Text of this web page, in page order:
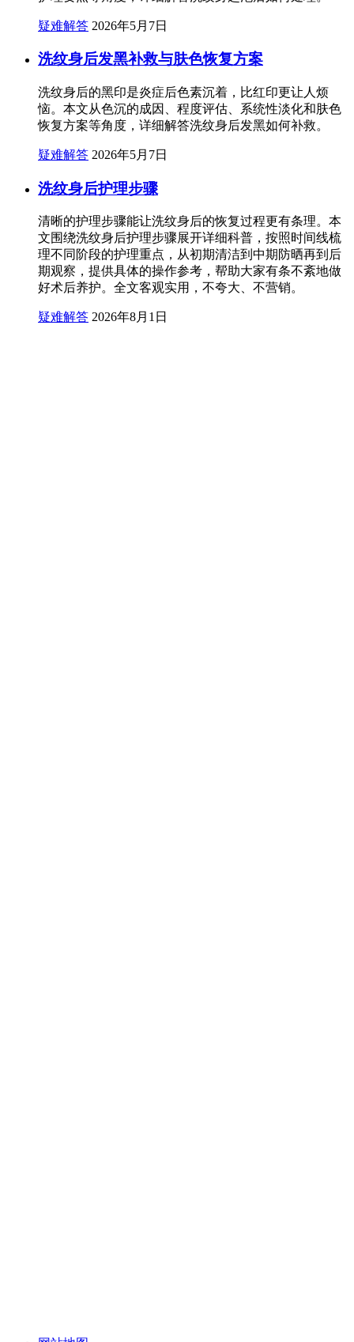
疑难解答 2026年5月7日
洗纹身后发黑补救与肤色恢复方案
洗纹身后的黑印是炎症后色素沉着，比红印更让人烦
恼。本文从色沉的成因、程度评估、系统性淡化和肤色
恢复方案等角度，详细解答洗纹身后发黑如何补救。
疑难解答 2026年5月7日
洗纹身后护理步骤
清晰的护理步骤能让洗纹身后的恢复过程更有条理。本
文围绕洗纹身后护理步骤展开详细科普，按照时间线梳
理不同阶段的护理重点，从初期清洁到中期防晒再到后
期观察，提供具体的操作参考，帮助大家有条不紊地做
好术后养护。全文客观实用，不夸大、不营销。
疑难解答 2026年8月1日